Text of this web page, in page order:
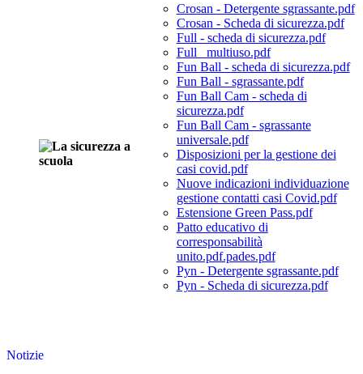
Crosan - Detergente sgrassante.pdf
Crosan - Scheda di sicurezza.pdf
Full - scheda di sicurezza.pdf
Full_ multiuso.pdf
Fun Ball - scheda di sicurezza.pdf
Fun Ball - sgrassante.pdf
Fun Ball Cam - scheda di
sicurezza.pdf
Fun Ball Cam - sgrassante
universale.pdf
Disposizioni per la gestione dei
casi covid.pdf
Nuove indicazioni individuazione
gestione contatti casi Covid.pdf
Estensione Green Pass.pdf
Patto educativo di
corresponsabilità
unito.pdf.pades.pdf
Pyn - Detergente sgrassante.pdf
Pyn - Scheda di sicurezza.pdf
Notizie